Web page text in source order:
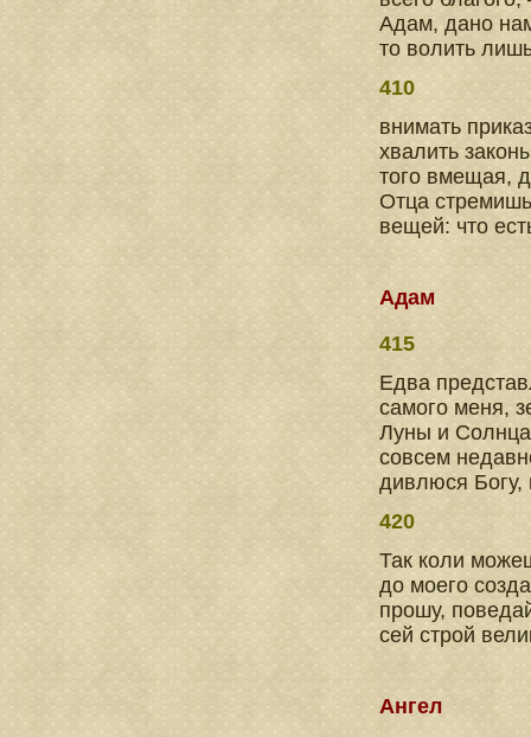
Адам, дано
то волить
410
внимать
хвалить
того вмещая,
Отца
вещей: что
Адам
415
Едва
самого меня,
Луны и
совсем
дивлюся Богу,
420
Так коли
до моего
прошу,
сей строй
Ангел